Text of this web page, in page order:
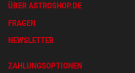
ÜBER ASTROSHOP.DE
FRAGEN
NEWSLETTER
ZAHLUNGSOPTIONEN